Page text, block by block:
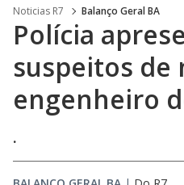
Noticias R7 Balanço Geral BA
Polícia
suspeitos de
engenheiro
.